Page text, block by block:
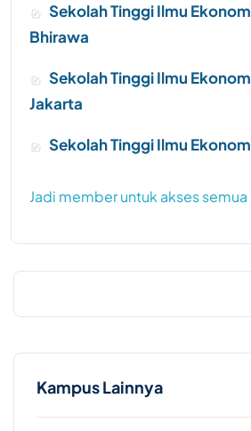
Sekolah Tinggi Ilmu
Bhirawa
Sekolah Tinggi Ilmu
Jakarta
Sekolah Tinggi Ilmu
Jadi member untuk akses
Kampus Lainnya